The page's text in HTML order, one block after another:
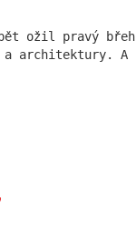
ožil pravý břeh
a architektury. A